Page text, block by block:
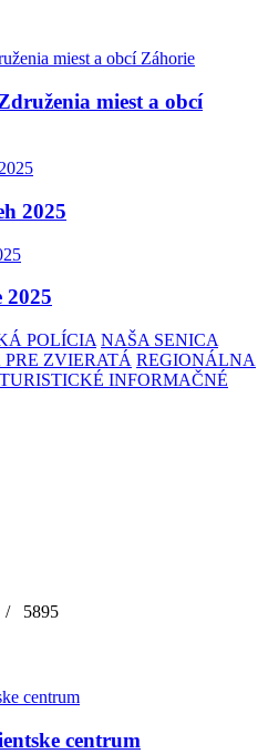
miest a obcí
2025
2025
POLÍCIA NAŠA SENICA
ZVIERATÁ REGIONÁLNA
TURISTICKÉ INFORMAČNÉ
/ 5895
centrum